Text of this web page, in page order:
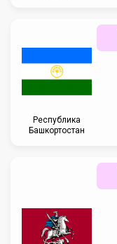
Республика
Башкортостан